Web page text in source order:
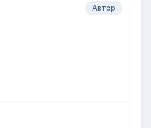
Автор